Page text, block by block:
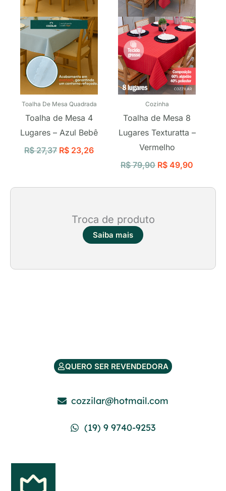
Toalha De Mesa Quadrada
Toalha de Mesa 4
Lugares – Azul Bebê
R$27,37 R$ 23,26
Cozinha
Toalha de Mesa 8
Lugares Texturatta –
Vermelho
R$79,90 R$ 49,90
Troca de produto
Saiba mais
QUERO SER REVENDEDORA
cozzilar@hotmail.com
(19) 9 9740-9253